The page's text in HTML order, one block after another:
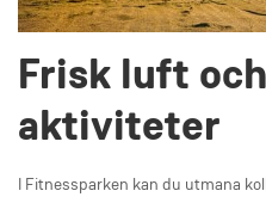
Frisk luft
aktiviteter
I Fitnessparken kan du utmana